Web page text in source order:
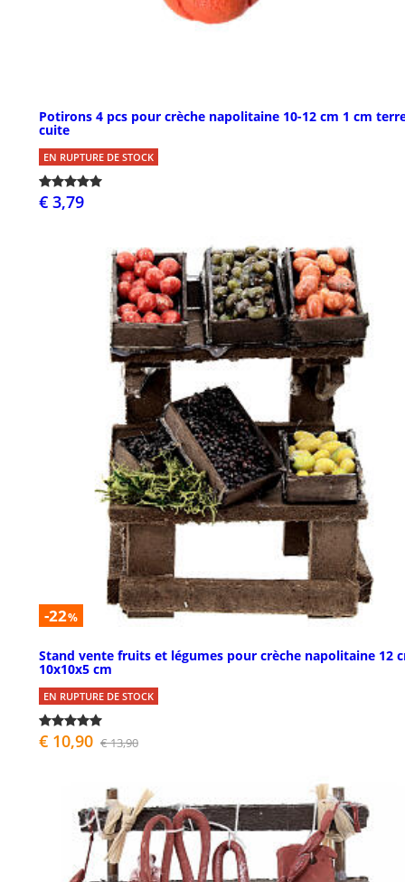
Potirons 4 pcs pour crèche napolitaine 10-12 cm 1 cm
cuite
EN RUPTURE DE STOCK
€ 3,79
-22%
Stand vente fruits et légumes pour crèche napolitaine 12
10x10x5 cm
EN RUPTURE DE STOCK
€ 10,90 € 13,90